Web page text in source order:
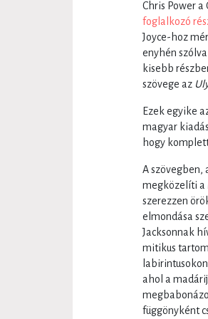
Chris Power
foglalkozó
Joyce-hoz
enyhén
kisebb
szövege az
Ezek egyike
magyar
hogy
A szövegben,
megközelíti a
szerezzen
elmondása
Jacksonnak
mitikus
ahol a
függönyként